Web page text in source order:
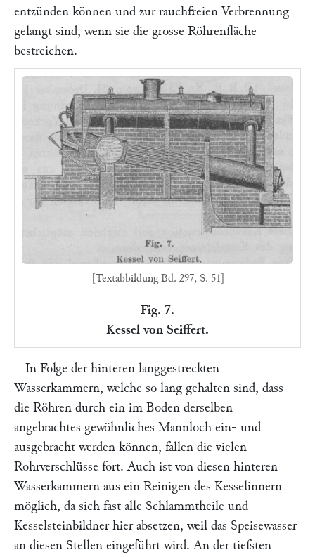
entzünden können und zur rauchfreien Verbrennung
gelangt sind, wenn sie die grosse Röhrenfläche
bestreichen.
[Textabbildung Bd. 297, S. 51]
Fig. 7.
Kessel von Seiffert.
In Folge der hinteren langgestreckten
Wasserkammern, welche so lang gehalten sind, dass
die Röhren durch ein im Boden derselben
angebrachtes gewöhnliches Mannloch ein- und
ausgebracht werden können, fallen die vielen
Rohrverschlüsse fort. Auch ist von diesen hinteren
Wasserkammern aus ein Reinigen des Kesselinnern
möglich, da sich fast alle Schlammtheile und
Kesselsteinbildner hier absetzen, weil das Speisewasser
an diesen Stellen eingeführt wird. An der tiefsten